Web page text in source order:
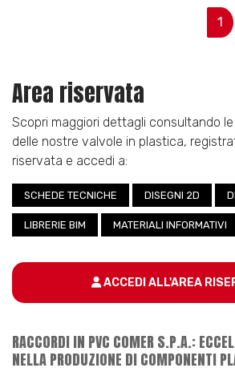
1
Area riservata
Scopri maggiori dettagli consultando
delle nostre valvole in plastica,
riservata e accedi a:
SCHEDE TECNICHE DISEGNI 2D
LIBRERIE BIM MATERIALI INFORMATIVI
ACCEDI ALL'AREA
RACCORDI IN PVC COMER S.P.A.:
NELLA PRODUZIONE DI COMPONENTI